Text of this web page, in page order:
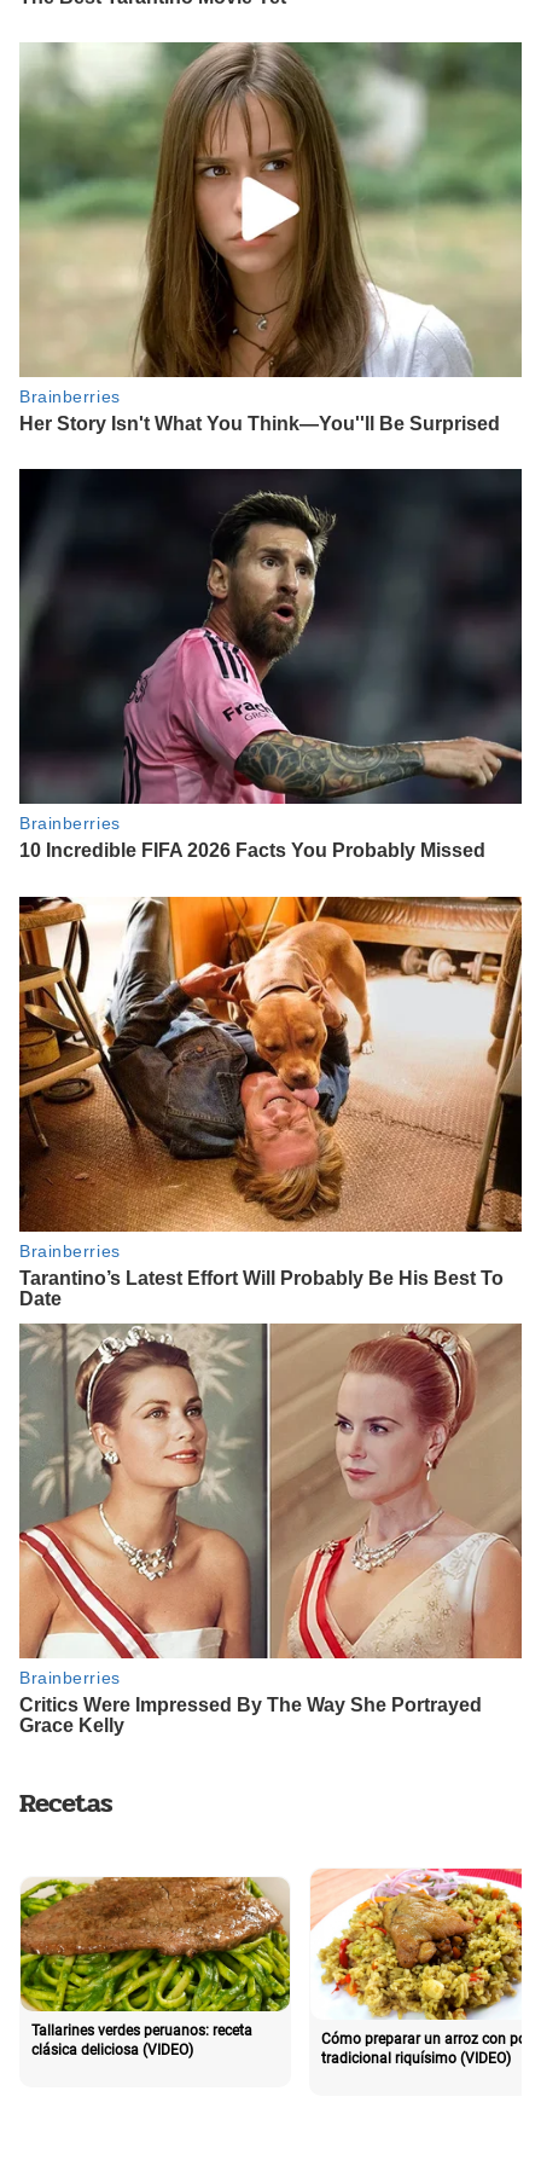
Recetas
Tallarines verdes peruanos: receta
clásica deliciosa (VIDEO)
Cómo preparar un arroz con pollo
tradicional riquísimo (VIDEO)